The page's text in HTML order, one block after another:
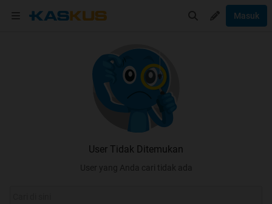
Masuk
User Tidak Ditemukan
User yang Anda cari tidak ada